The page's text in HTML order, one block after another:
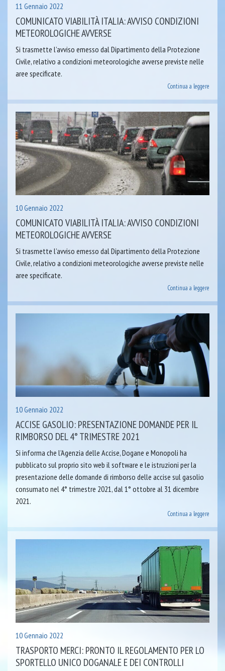
11 Gennaio 2022
COMUNICATO VIABILITÀ ITALIA: AVVISO CONDIZIONI
METEOROLOGICHE AVVERSE
Si trasmette l’avviso emesso dal Dipartimento della Protezione
Civile, relativo a condizioni meteorologiche avverse previste nelle
aree specificate.
Continua a leggere
10 Gennaio 2022
COMUNICATO VIABILITÀ ITALIA: AVVISO CONDIZIONI
METEOROLOGICHE AVVERSE
Si trasmette l’avviso emesso dal Dipartimento della Protezione
Civile, relativo a condizioni meteorologiche avverse previste nelle
aree specificate.
Continua a leggere
10 Gennaio 2022
ACCISE GASOLIO: PRESENTAZIONE DOMANDE PER IL
RIMBORSO DEL 4° TRIMESTRE 2021
Si informa che l’Agenzia delle Accise, Dogane e Monopoli ha
pubblicato sul proprio sito web il software e le istruzioni per la
presentazione delle domande di rimborso delle accise sul gasolio
consumato nel 4° trimestre 2021, dal 1° ottobre al 31 dicembre
2021.
Continua a leggere
10 Gennaio 2022
TRASPORTO MERCI: PRONTO IL REGOLAMENTO PER LO
SPORTELLO UNICO DOGANALE E DEI CONTROLLI